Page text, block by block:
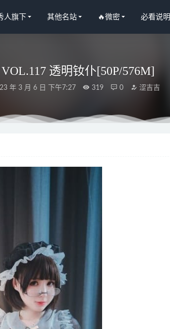
人旗下 其他名站 🔥微密 必看说明
透明钕仆[50P/576M]
年 3 月 6 日 下午7:27 319 0 涩吉吉
118MB] 2022-05-06
61M]